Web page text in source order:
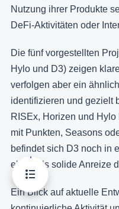
Nutzung ihrer Produkte
DeFi-Aktivitäten oder
Die fünf vorgestellten
Hylo und D3) zeigen
verfolgen aber ein
identifizieren und gezielt
RISEx, Horizen und
mit Punkten, Seasons
befindet sich D3 noch in
ebenfalls solide Anreize
Ein Blick auf aktuelle